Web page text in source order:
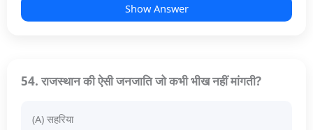
Show Answer
54. राजस्थान की ऐसी जनजाति जो कभी भीख नहीं मांगती?
(A) सहरिया